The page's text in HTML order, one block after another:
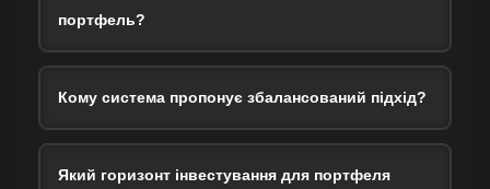
портфель?
Кому система пропонує збалансований підхід?
Який горизонт інвестування для портфеля